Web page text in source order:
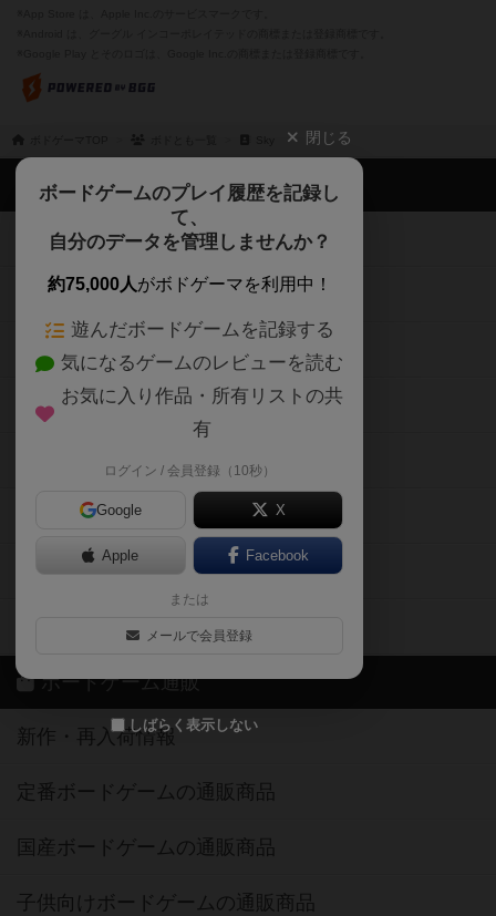
閉じる
ボードゲームのプレイ履歴を記録し
て、
自分のデータを管理しませんか？
約75,000人がボドゲーマを利用中！
遊んだボードゲームを記録する
気になるゲームのレビューを読む
お気に入り作品・所有リストの共
有
ログイン / 会員登録（10秒）
Google X
Apple Facebook
または
メールで会員登録
しばらく表示しない
ボドゲーマTOP
ボードゲームを検索する
ボードゲームの新着レビュー
ボードゲーム会情報
メカニクス特集
掲示板・トピックス
ボドとも・会員一覧
ボードゲーム業界コラム
ボドゲーマご利用案内
ボードゲーム通販
新作・再入荷情報
定番ボードゲームの通販商品
国産ボードゲームの通販商品
子供向けボードゲームの通販商品